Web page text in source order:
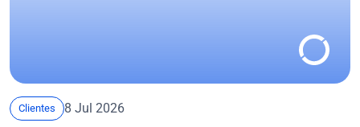
Clientes 8 Jul 2026